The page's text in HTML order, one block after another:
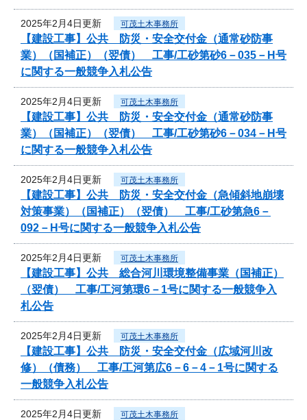
2025年2月4日更新 可茂土木事務所
【建設工事】公共 防災・安全交付金（通常砂防事
業）（国補正）（翌債） 工事/工砂第砂6－035－H号
に関する一般競争入札公告
2025年2月4日更新 可茂土木事務所
【建設工事】公共 防災・安全交付金（通常砂防事
業）（国補正）（翌債） 工事/工砂第砂6－034－H号
に関する一般競争入札公告
2025年2月4日更新 可茂土木事務所
【建設工事】公共 防災・安全交付金（急傾斜地崩壊
対策事業）（国補正）（翌債） 工事/工砂第急6－
092－H号に関する一般競争入札公告
2025年2月4日更新 可茂土木事務所
【建設工事】公共 総合河川環境整備事業（国補正）
（翌債） 工事/工河第環6－1号に関する一般競争入
札公告
2025年2月4日更新 可茂土木事務所
【建設工事】公共 防災・安全交付金（広域河川改
修）（債務） 工事/工河第広6－6－4－1号に関する
一般競争入札公告
2025年2月4日更新 可茂土木事務所